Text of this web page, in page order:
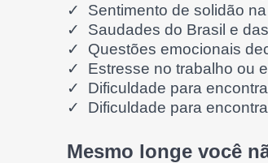
✓ Sentimento de solidão
✓ Saudades do Brasil e
✓ Questões emocionais
✓ Estresse no trabalho ou
✓ Dificuldade para
✓ Dificuldade para
Mesmo longe você